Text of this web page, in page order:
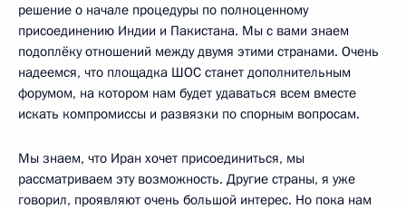
решение о начале процедуры по полноценному
присоединению Индии и Пакистана. Мы с вами знаем
подоплёку отношений между двумя этими странами. Очень
надеемся, что площадка ШОС станет дополнительным
форумом, на котором нам будет удаваться всем вместе
искать компромиссы и развязки по спорным вопросам.
Мы знаем, что Иран хочет присоединиться, мы
рассматриваем эту возможность. Другие страны, я уже
говорил, проявляют очень большой интерес. Но пока нам